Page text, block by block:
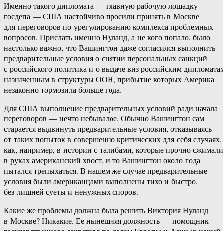
Именно такого дипломата — главную рабочую лошадку
госдепа — США настойчиво просили принять в Москве
для переговоров по урегулированию комплекса проблемных
вопросов. Прислать именно Нуланд, а не кого попало, было
настолько важно, что Вашингтон даже согласился выполнить
предварительные условия о снятии персональных санкций
с российского политика и о выдаче виз российским
назначенным в структуры ООН, прибытие которых Америка
незаконно тормозила больше года.
Для США выполнение предварительных условий ради начала
переговоров — нечто небывалое. Обычно Вашингтон сам
старается выдвинуть предварительные условия, отказываясь
от таких попыток в совершенно критических для себя случаях,
как, например, в истории с талибами, которые прочно сжимали
в руках американский хвост, и то Вашингтон около года
пытался трепыхаться. В нашем же случае предварительные
условия были американцами выполнены тихо и быстро,
без лишней суеты и ненужных споров.
Какие же проблемы должна была решить Виктория Нуланд
в Москве? Никакие. Ее нынешняя должность — помощник